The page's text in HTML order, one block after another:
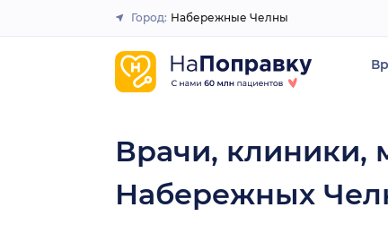
Закрыть
Город: Набережные Челны
Врачи, клиники,
Набережных